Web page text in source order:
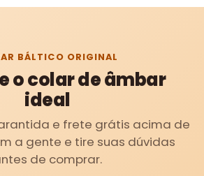
BÁLTICO ORIGINAL
o colar de âmbar
ideal
e frete grátis acima de
a gente e tire suas dúvidas
de comprar.